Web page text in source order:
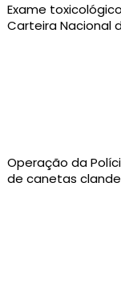
Exame
Carteira Nacional
Operação da
de canetas